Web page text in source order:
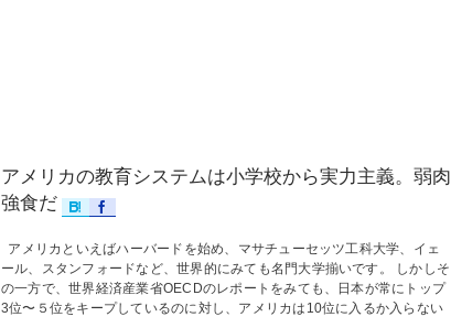
アメリカの教育システムは小学校から実力主義。弱肉
強食だ
アメリカといえばハーバードを始め、マサチューセッツ工科大学、イェ
ール、スタンフォードなど、世界的にみても名門大学揃いです。 しかしそ
の一方で、世界経済産業省OECDのレポートをみても、日本が常にトップ
3位〜５位をキープしているのに対し、アメリカは10位に入るか入らない